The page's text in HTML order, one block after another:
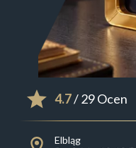
4.7/ 29 Ocen
Elbląg